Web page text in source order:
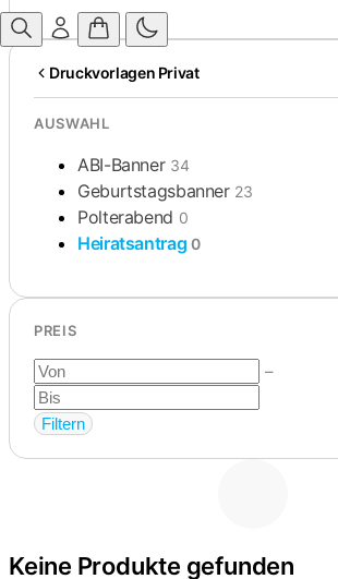
Druckvorlagen Privat
AUSWAHL
ABI-Banner 34
Geburtstagsbanner 23
Polterabend 0
Heiratsantrag 0
PREIS
–
Filtern
Keine Produkte gefunden